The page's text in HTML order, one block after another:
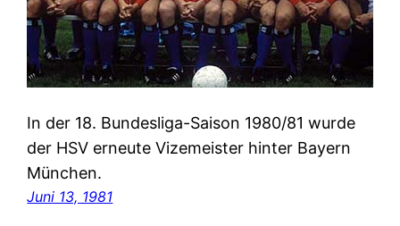
In der 18. Bundesliga-Saison 1980/81 wurde
der HSV erneute Vizemeister hinter Bayern
München.
Juni 13, 1981